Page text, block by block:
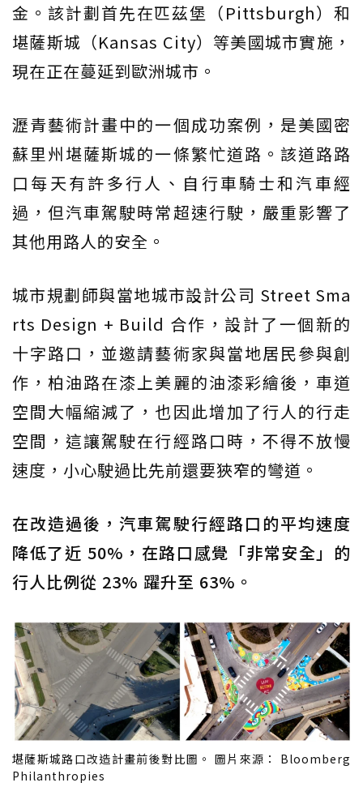
金。該計劃首先在匹茲堡（Pittsburgh）和
堪薩斯城（Kansas City）等美國城市實施，
現在正在蔓延到歐洲城市。
瀝青藝術計畫中的一個成功案例，是美國密
蘇里州堪薩斯城的一條繁忙道路。該道路路
口每天有許多行人、自行車騎士和汽車經
過，但汽車駕駛時常超速行駛，嚴重影響了
其他用路人的安全。
城市規劃師與當地城市設計公司 Street Sma
rts Design + Build 合作，設計了一個新的
十字路口，並邀請藝術家與當地居民參與創
作，柏油路在漆上美麗的油漆彩繪後，車道
空間大幅縮減了，也因此增加了行人的行走
空間，這讓駕駛在行經路口時，不得不放慢
速度，小心駛過比先前還要狹窄的彎道。
在改造過後，汽車駕駛行經路口的平均速度
降低了近 50%，在路口感覺「非常安全」的
行人比例從 23% 躍升至 63%。
堪薩斯城路口改造計畫前後對比圖。 圖片來源： Bloomberg
Philanthropies